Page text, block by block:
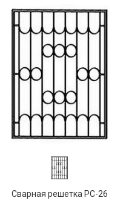
Сварная решетка РС-26